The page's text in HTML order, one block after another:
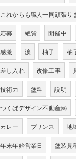
これからも職人一同頑張り
応募 絶賛 開催中
感激 涙 柚子 柚
差し入れ 改修工事
技術力 塗料 説明
つくばデザイン不動産㈱
カレー プリンス 地
年末年始営業日 塗装見